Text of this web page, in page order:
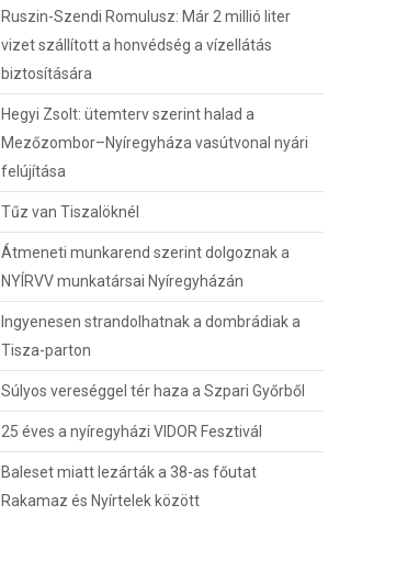
Ruszin-Szendi Romulusz: Már 2 millió liter
vizet szállított a honvédség a vízellátás
biztosítására
Hegyi Zsolt: ütemterv szerint halad a
Mezőzombor–Nyíregyháza vasútvonal nyári
felújítása
Tűz van Tiszalöknél
Átmeneti munkarend szerint dolgoznak a
NYÍRVV munkatársai Nyíregyházán
Ingyenesen strandolhatnak a dombrádiak a
Tisza-parton
Súlyos vereséggel tér haza a Szpari Győrből
25 éves a nyíregyházi VIDOR Fesztivál
Baleset miatt lezárták a 38-as főutat
Rakamaz és Nyírtelek között